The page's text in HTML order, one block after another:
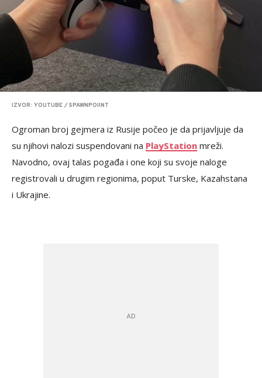
IZVOR: YOUTUBE / SPAWNPOIINT
Ogroman broj gejmera iz Rusije počeo je da prijavljuje da
su njihovi nalozi suspendovani na PlayStation mreži.
Navodno, ovaj talas pogađa i one koji su svoje naloge
registrovali u drugim regionima, poput Turske, Kazahstana
i Ukrajine.